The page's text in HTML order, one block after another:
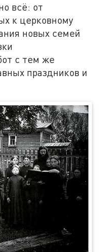
всё: от
к церковному
новых семей
с тем же
праздников и